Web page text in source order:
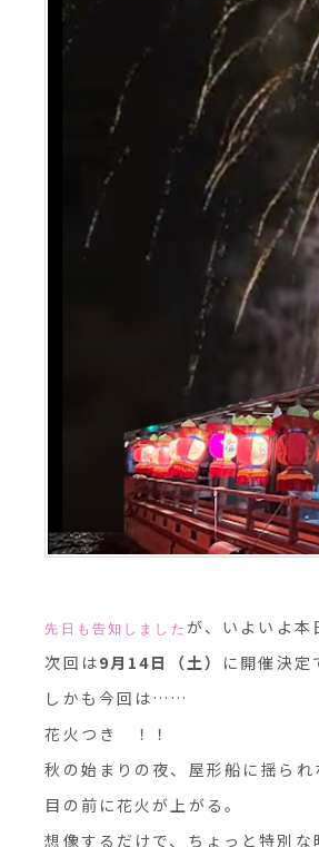
先日も告知しました が、いよいよ本
次回は9月14日（土） に開催決
しかも今回は……
花火つき ！！
秋の始まりの夜、屋形船に揺られ
目の前に花火が上がる。
想像するだけで、ちょっと特別な